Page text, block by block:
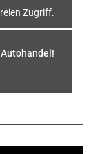
Zugriff.